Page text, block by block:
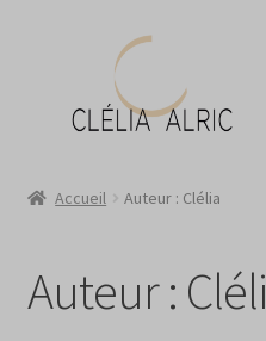
navigation
contenu
Portraits ?
Accueil Auteur : Clélia
Auteur :